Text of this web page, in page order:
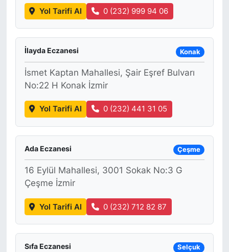
Yol Tarifi Al 0 (232) 999 94 06
İlayda Eczanesi Konak
İsmet Kaptan Mahallesi, Şair Eşref Bulvarı
No:22 H Konak İzmir
Yol Tarifi Al 0 (232) 441 31 05
Ada Eczanesi Çeşme
16 Eylül Mahallesi, 3001 Sokak No:3 G
Çeşme İzmir
Yol Tarifi Al 0 (232) 712 82 87
Sıfa Eczanesi Selçuk